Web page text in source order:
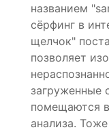
названием
сёрфинг в
щелчок"
позволяет
загруженные
помещаются
анализа.